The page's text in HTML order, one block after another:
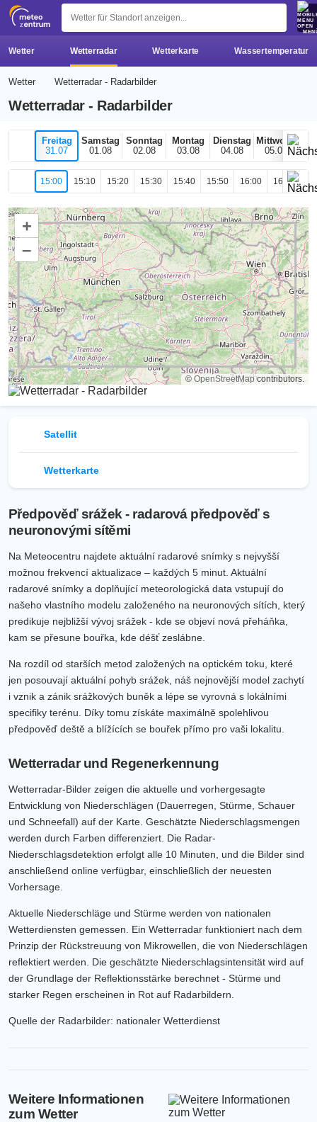
z
Wetter Wetterradar Wetterkarte Wassertemperatur
Wetter Wetterradar - Radarbilder
Wetterradar - Radarbilder
Freitag
31.07
Samstag
01.08
Sonntag
02.08
Montag
03.08
Dienstag
04.08
Mittwoch
05.08
15:00 15:10 15:20 15:30 15:40 15:50 16:00 16:10
+
–
© OpenStreetMapcontributors.
Satellit
Wetterkarte
Předpověď srážek - radarová předpověď s
neuronovými sítěmi
Na Meteocentru najdete aktuální radarové snímky s nejvyšší
možnou frekvencí aktualizace – každých 5 minut. Aktuální
radarové snímky a doplňující meteorologická data vstupují do
našeho vlastního modelu založeného na neuronových sítích, který
predikuje nejbližší vývoj srážek - kde se objeví nová přeháňka,
kam se přesune bouřka, kde déšť zeslábne.
Na rozdíl od starších metod založených na optickém toku, které
jen posouvají aktuální pohyb srážek, náš nejnovější model zachytí
i vznik a zánik srážkových buněk a lépe se vyrovná s lokálními
specifiky terénu. Díky tomu získáte maximálně spolehlivou
předpověď deště a blížících se bouřek přímo pro vaši lokalitu.
Wetterradar und Regenerkennung
Wetterradar-Bilder zeigen die aktuelle und vorhergesagte
Entwicklung von Niederschlägen (Dauerregen, Stürme, Schauer
und Schneefall) auf der Karte. Geschätzte Niederschlagsmengen
werden durch Farben differenziert. Die Radar-
Niederschlagsdetektion erfolgt alle 10 Minuten, und die Bilder sind
anschließend online verfügbar, einschließlich der neuesten
Vorhersage.
Aktuelle Niederschläge und Stürme werden von nationalen
Wetterdiensten gemessen. Ein Wetterradar funktioniert nach dem
Prinzip der Rückstreuung von Mikrowellen, die von Niederschlägen
reflektiert werden. Die geschätzte Niederschlagsintensität wird auf
der Grundlage der Reflektionsstärke berechnet - Stürme und
starker Regen erscheinen in Rot auf Radarbildern.
Quelle der Radarbilder: nationaler Wetterdienst
Weitere Informationen
zum Wetter